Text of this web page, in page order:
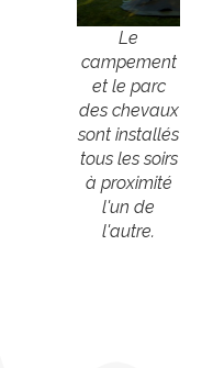
Le
campement
et le parc
des chevaux
sont installés
tous les soirs
à proximité
l'un de
l'autre.